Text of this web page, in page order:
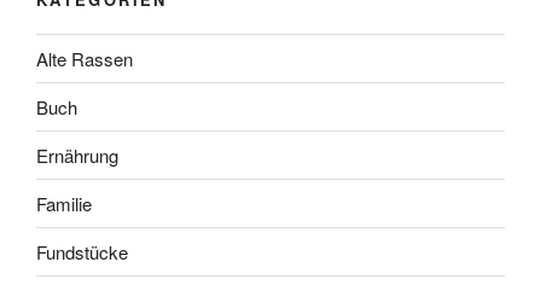
Alte Rassen
Buch
Ernährung
Familie
Fundstücke